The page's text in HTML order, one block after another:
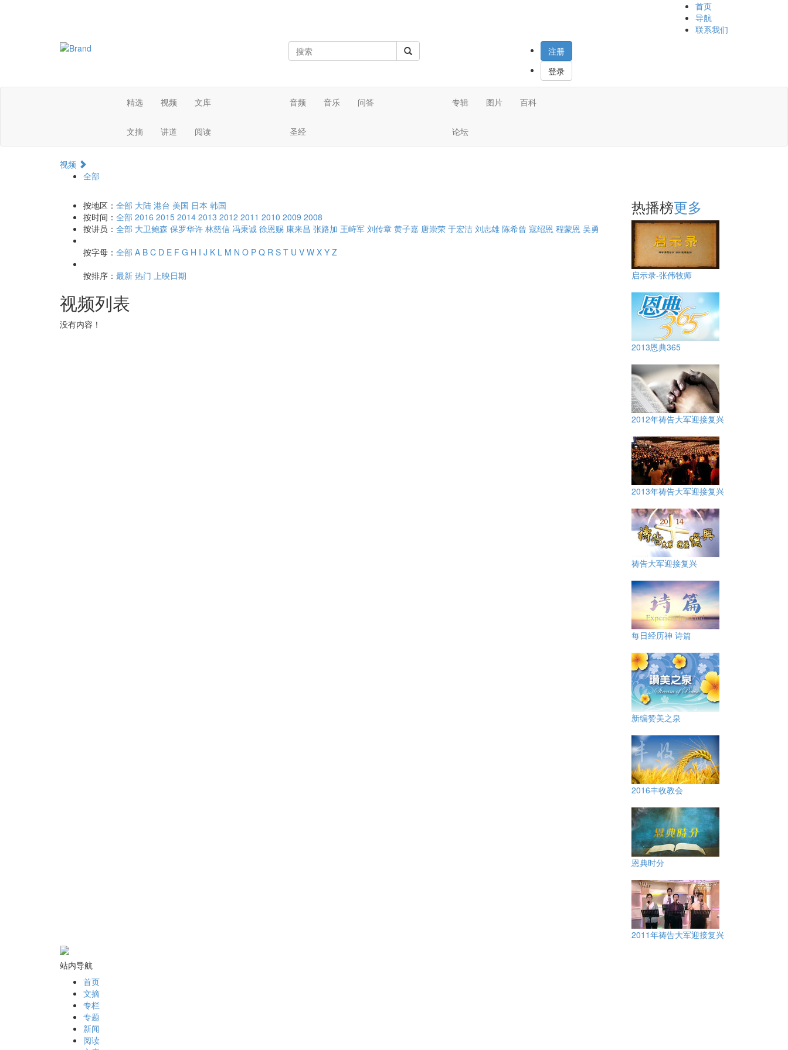
首页
导航
联系我们
注册
登录
精选 视频 文库
文摘 讲道 阅读
音频 音乐 问答
圣经
专辑 图片 百科
论坛
视频
全部
按地区： 全部 大陆 港台 美国 日本 韩国
按时间： 全部 2016 2015 2014 2013 2012 2011 2010 2009 2008
按讲员： 全部 大卫鲍森 保罗华许 林慈信 冯秉诚 徐恩赐 康来昌 张路加 王峙军 刘传章 黄子嘉 唐崇荣 于宏洁 刘志雄 陈希曾 寇绍恩 程蒙恩 吴勇
按字母： 全部 A B C D E F G H I J K L M N O P Q R S T U V W X Y Z
按排序： 最新 热门 上映日期
视频列表
没有内容！
热播榜更多
启示录-张伟牧师
2013恩典365
2012年祷告大军迎接复兴
2013年祷告大军迎接复兴
祷告大军迎接复兴
每日经历神 诗篇
新编赞美之泉
2016丰收教会
恩典时分
2011年祷告大军迎接复兴
站内导航
首页
文摘
专栏
专题
新闻
阅读